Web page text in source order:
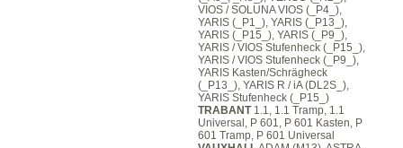
VIOS / SOLUNA VIOS (_P4_),
YARIS (_P1_), YARIS (_P13_),
YARIS (_P15_), YARIS (_P9_),
YARIS / VIOS Stufenheck (_P15_),
YARIS / VIOS Stufenheck (_P9_),
YARIS Kasten/Schrägheck
(_P13_), YARIS R / iA (DL2S_),
YARIS Stufenheck (_P15_)
TRABANT1.1, 1.1 Tramp, 1.1
Universal, P 601, P 601 Kasten, P
601 Tramp, P 601 Universal